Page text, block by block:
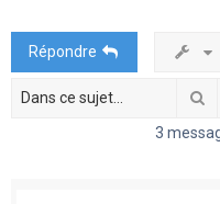
Répondre
3